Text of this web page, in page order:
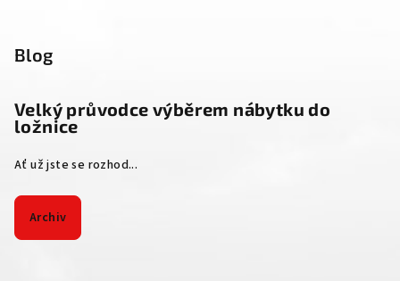
Blog
Velký průvodce výběrem nábytku do
ložnice
Ať už jste se rozhod...
Archiv